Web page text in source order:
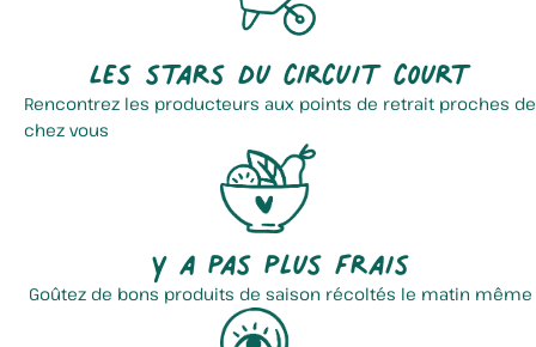
Les stars du circuit court
Rencontrez les producteurs aux points de retrait proches de
chez vous
Y a pas plus frais
Goûtez de bons produits de saison récoltés le matin même